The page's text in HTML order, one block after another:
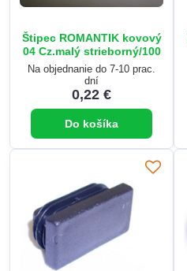
Štipec ROMANTIK kovový
04 Cz.malý strieborný/100
Na objednanie do 7-10 prac.
dní
0,22 €
Do košíka